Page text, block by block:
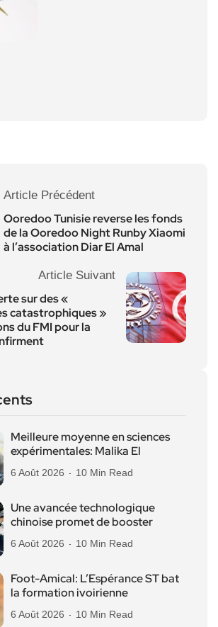
Article Précédent
Ooredoo Tunisie reverse les fonds
de la Ooredoo Night Runby Xiaomi
à l’association Diar El Amal
Article Suivant
sur des «
catastrophiques »
du FMI pour la
Meilleure moyenne en sciences
expérimentales: Malika El
6 Août 2026 10 Min Read
Une avancée technologique
chinoise promet de booster
6 Août 2026 10 Min Read
Foot-Amical: L’Espérance ST bat
la formation ivoirienne
6 Août 2026 10 Min Read